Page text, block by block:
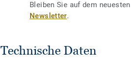
Bleiben Sie auf dem
Newsletter.
Technische Daten